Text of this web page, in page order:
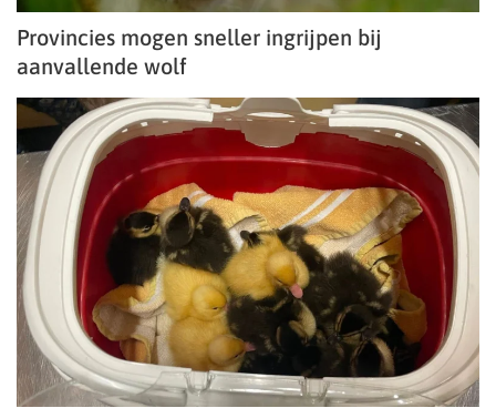
Provincies mogen sneller ingrijpen bij
aanvallende wolf